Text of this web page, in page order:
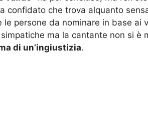
confidato che trova alquanto
le persone da nominare in base ai
ma la cantante non si è
di un’ingiustizia.